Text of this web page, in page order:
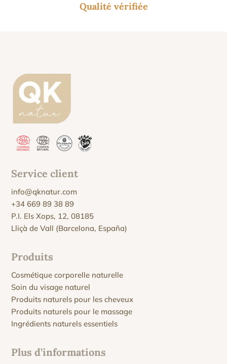
Qualité vérifiée
Service client
info@qknatur.com
+34 669 89 38 89
P.I. Els Xops, 12, 08185
Lliçà de Vall (Barcelona, España)
Produits
Cosmétique corporelle naturelle
Soin du visage naturel
Produits naturels pour les cheveux
Produits naturels pour le massage
Ingrédients naturels essentiels
Plus d’informations